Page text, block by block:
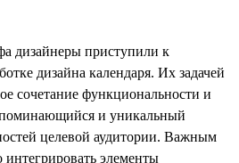
дизайнеры приступили к
дизайна календаря. Их задачей
сочетание функциональности и
и уникальный
целевой аудитории. Важным
элементы